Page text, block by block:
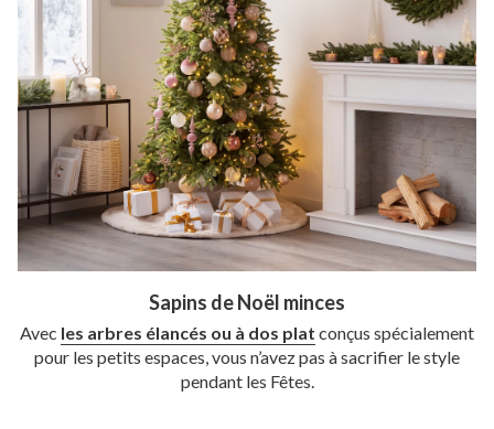
Sapins de Noël minces
Avec les arbres élancés ou à dos plat conçus spécialement
pour les petits espaces, vous n’avez pas à sacrifier le style
pendant les Fêtes.